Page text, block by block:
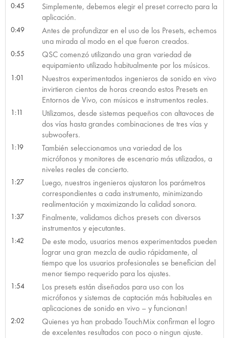
0:45
Simplemente, debemos elegir el preset correcto para la
aplicación.
0:49
Antes de profundizar en el uso de los Presets, echemos
una mirada al modo en el que fueron creados.
0:55
QSC comenzó utilizando una gran variedad de
equipamiento utilizado habitualmente por los músicos.
1:01
Nuestros experimentados ingenieros de sonido en vivo
invirtieron cientos de horas creando estos Presets en
Entornos de Vivo, con músicos e instrumentos reales.
1:11
Utilizamos, desde sistemas pequeños con altavoces de
dos vías hasta grandes combinaciones de tres vías y
subwoofers.
1:19
También seleccionamos una variedad de los
micrófonos y monitores de escenario más utilizados, a
niveles reales de concierto.
1:27
Luego, nuestros ingenieros ajustaron los parámetros
correspondientes a cada instrumento, minimizando
realimentación y maximizando la calidad sonora.
1:37
Finalmente, validamos dichos presets con diversos
instrumentos y ejecutantes.
1:42
De este modo, usuarios menos experimentados pueden
lograr una gran mezcla de audio rápidamente, al
tiempo que los usuarios profesionales se benefician del
menor tiempo requerido para los ajustes.
1:54
Los presets están diseñados para uso con los
micrófonos y sistemas de captación más habituales en
aplicaciones de sonido en vivo – y funcionan!
2:02
Quienes ya han probado TouchMix confirman el logro
de excelentes resultados con poco o ningun ajuste.